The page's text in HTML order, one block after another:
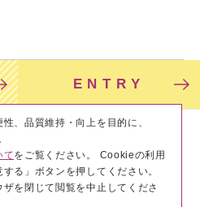
、品質維持・向上を目的に、
てをご覧ください。 Cookieの利用
る」ボタンを押してください。
を閉じて閲覧を中止してくださ
ENTRY
コーポレートサイト
用Instagram